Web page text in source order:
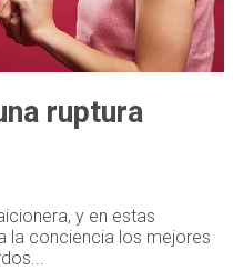
ruptura
y en estas
la conciencia los mejores